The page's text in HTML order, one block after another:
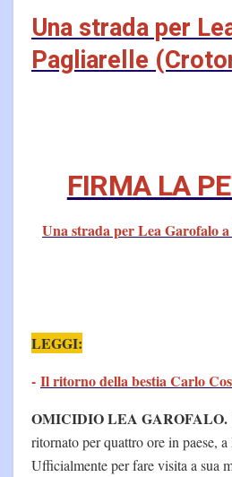
Una strada per
Pagliarelle
FIRMA LA
Una strada per Lea Garofalo
LEGGI:
- Il ritorno della bestia Carlo
OMICIDIO LEA GAROFALO.
ritornato per quattro ore in paese,
Ufficialmente per fare visita a sua